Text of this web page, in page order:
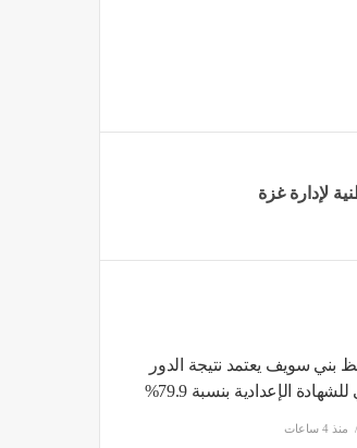
لإدارة غزة
بني سويف يعتمد نتيجة الدور
للشهادة الإعدادية بنسبة 79.9%
منذ 4 ساعات